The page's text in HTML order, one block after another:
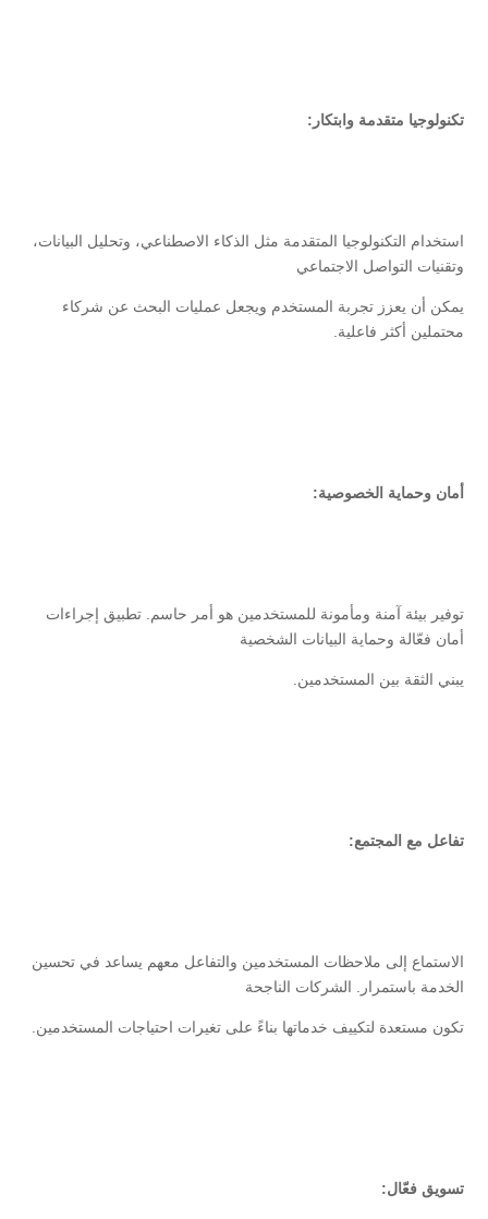
تكنولوجيا متقدمة وابتكار:
استخدام التكنولوجيا المتقدمة مثل الذكاء الاصطناعي، وتحليل البيانات،
وتقنيات التواصل الاجتماعي
يمكن أن يعزز تجربة المستخدم ويجعل عمليات البحث عن شركاء
محتملين أكثر فاعلية.
أمان وحماية الخصوصية:
توفير بيئة آمنة ومأمونة للمستخدمين هو أمر حاسم. تطبيق إجراءات
أمان فعّالة وحماية البيانات الشخصية
يبني الثقة بين المستخدمين.
تفاعل مع المجتمع:
الاستماع إلى ملاحظات المستخدمين والتفاعل معهم يساعد في تحسين
الخدمة باستمرار. الشركات الناجحة
تكون مستعدة لتكييف خدماتها بناءً على تغيرات احتياجات المستخدمين.
تسويق فعّال: